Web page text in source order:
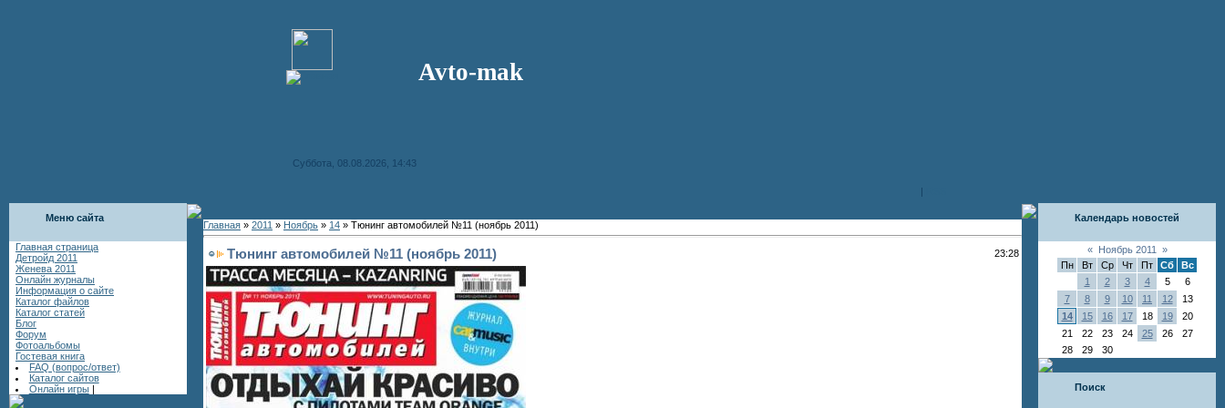
Avto-mak
Суббота, 08.08.2026, 14:43
|
Меню сайта
Главная страница
Детройд 2011
Женева 2011
Онлайн журналы
Информация о сайте
Каталог файлов
Каталог статей
Блог
Форум
Фотоальбомы
Гостевая книга
FAQ (вопрос/ответ)
Каталог сайтов
Онлайн игры |
Главная » 2011 » Ноябрь » 14 » Тюнинг автомобилей №11 (ноябрь 2011)
Тюнинг автомобилей №11 (ноябрь 2011) 23:28
Календарь новостей
« Ноябрь 2011
»
Пн
Вт Ср Чт Пт Сб
Вс
1
2 3 4 5
6
7
8 9 10 11 12
13
14
15 16 17 18 19
20
21
22 23 24 25 26
27
28
29 30
Поиск